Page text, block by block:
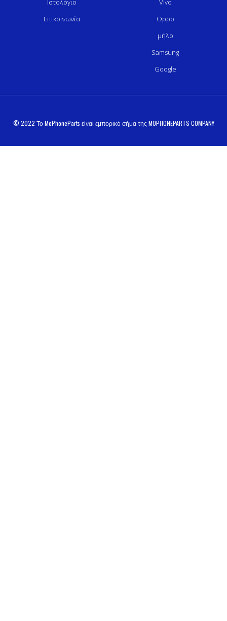
Ιστολόγιο
Επικοινωνία
Vivo
Oppo
μήλο
Samsung
Google
© 2022 Το MoPhoneParts είναι εμπορικό σήμα της MOPHONEPARTS COMPANY